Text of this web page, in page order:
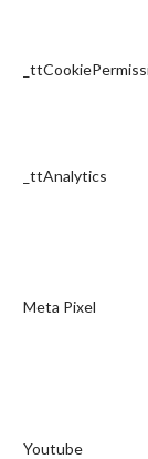
_ttAnalytics
Meta Pixel
Youtube